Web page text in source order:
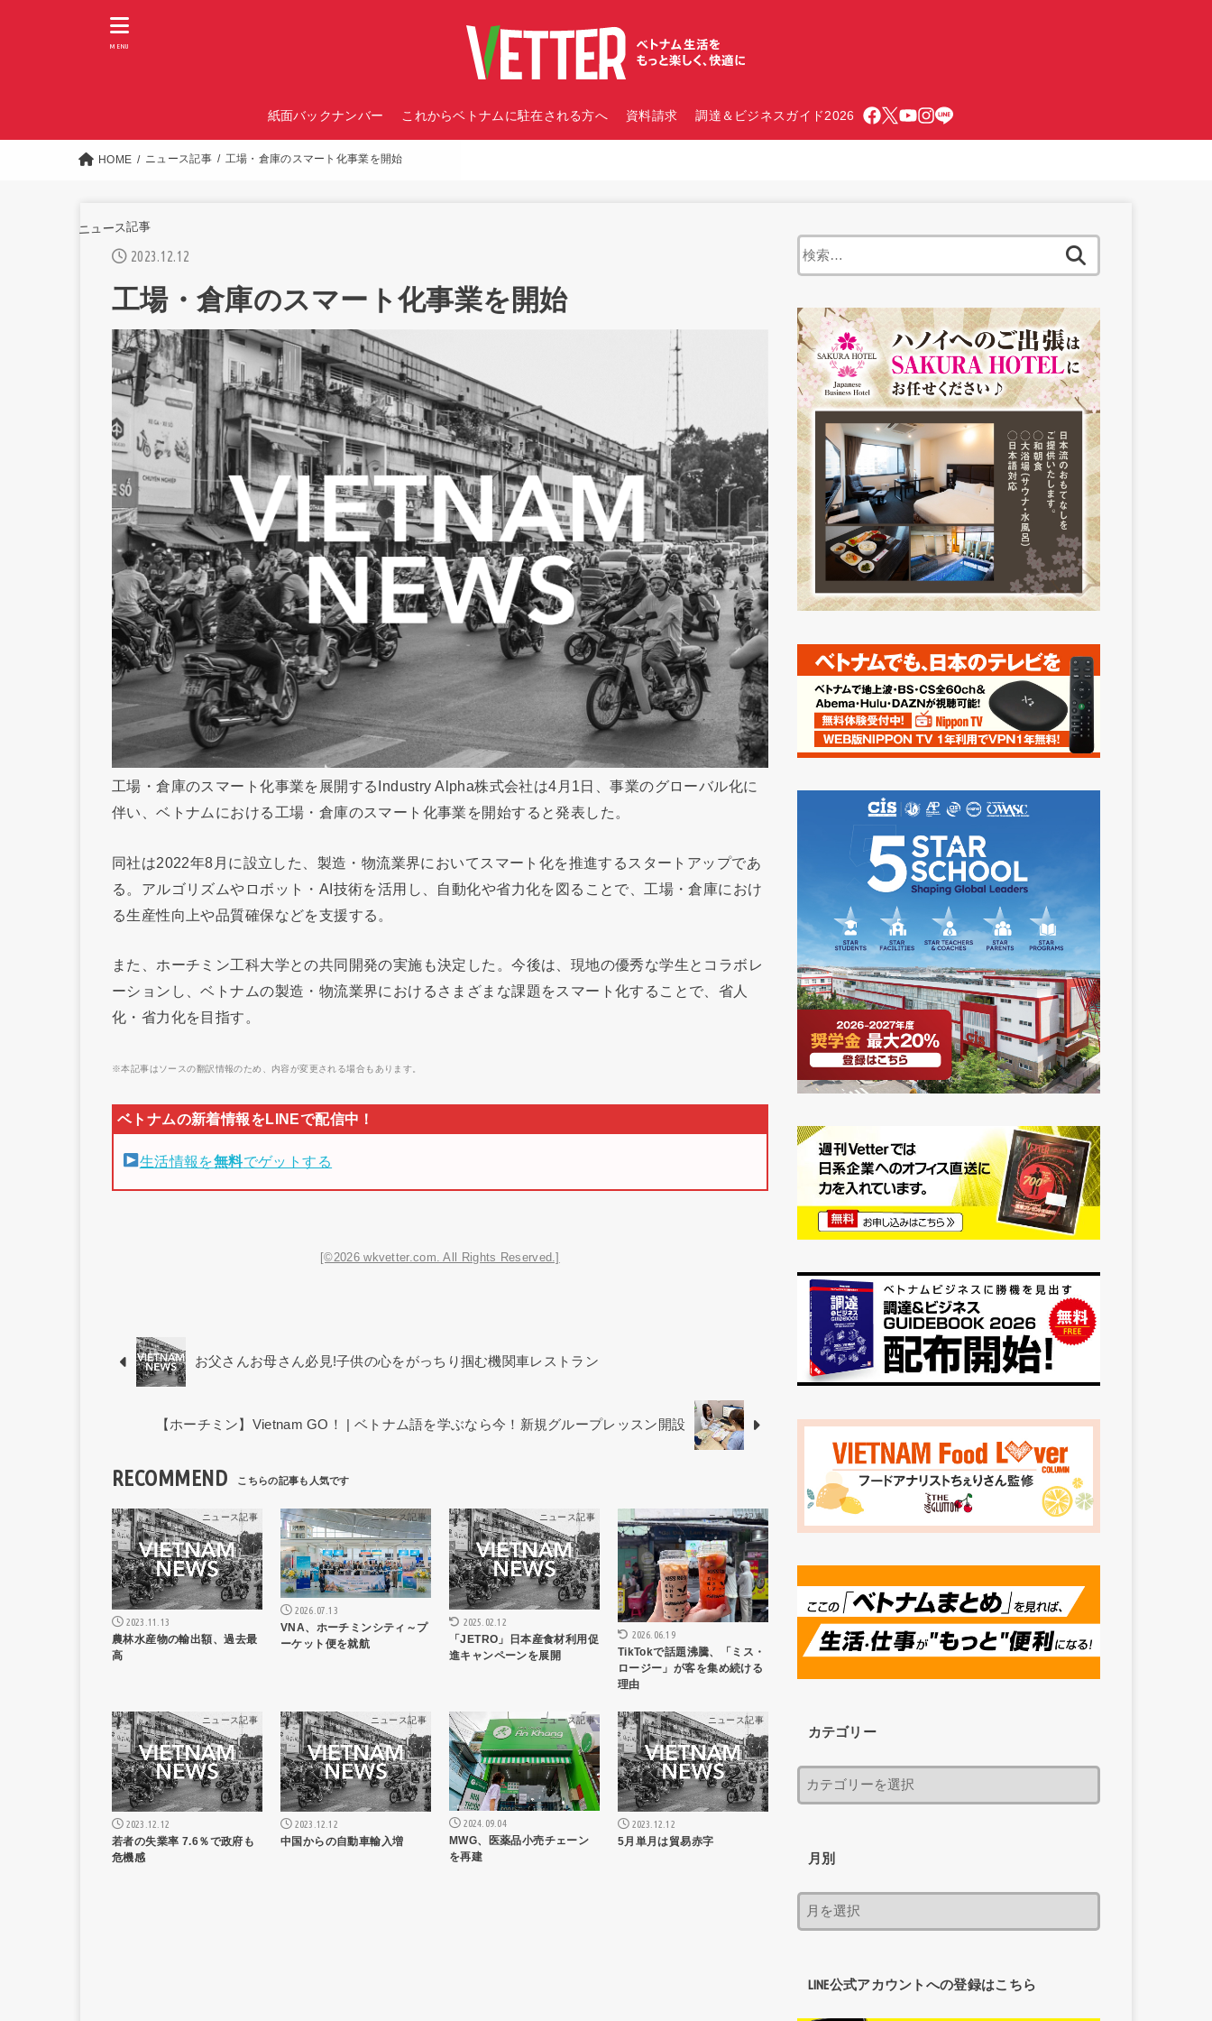
紙面バックナンバー これからベトナムに駐在される方へ 資料請求 調達＆ビジネスガイド2026
MENU
HOME ニュース記事 工場・倉庫のスマート化事業を開始
ニュース記事
2023.12.12
工場・倉庫のスマート化事業を開始
工場・倉庫のスマート化事業を展開するIndustry Alpha株式会社は4月1日、事業のグローバル化に
伴い、ベトナムにおける工場・倉庫のスマート化事業を開始すると発表した。
同社は2022年8月に設立した、製造・物流業界においてスマート化を推進するスタートアップであ
る。アルゴリズムやロボット・AI技術を活用し、自動化や省力化を図ることで、工場・倉庫におけ
る生産性向上や品質確保などを支援する。
また、ホーチミン工科大学との共同開発の実施も決定した。今後は、現地の優秀な学生とコラボレ
ーションし、ベトナムの製造・物流業界におけるさまざまな課題をスマート化することで、省人
化・省力化を目指す。
※本記事はソースの翻訳情報のため、内容が変更される場合もあります。
生活情報を無料でゲットする
[©2026 wkvetter.com. All Rights Reserved.]
お父さんお母さん必見!子供の心をがっちり掴む機関車レストラン
【ホーチミン】Vietnam GO！ | ベトナム語を学ぶなら今！新規グループレッスン開設
RECOMMEND
ニュース記事
2023.11.13
農林水産物の輸出額、過去最
高
ニュース記事
2026.07.13
VNA、ホーチミンシティ～プ
ーケット便を就航
ニュース記事
2025.02.12
「JETRO」日本産食材利用促
進キャンペーンを展開
ニュース記事
2026.06.19
TikTokで話題沸騰、「ミス・
ロージー」が客を集め続ける
理由
ニュース記事
2023.12.12
若者の失業率 7.6％で政府も
危機感
ニュース記事
2023.12.12
中国からの自動車輸入増
ニュース記事
2024.09.04
MWG、医薬品小売チェーン
を再建
ニュース記事
2023.12.12
5月単月は貿易赤字
カテゴリー
月別
LINE公式アカウントへの登録はこちら